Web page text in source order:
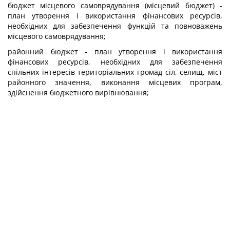
бюджет місцевого самоврядування (місцевий бюджет) -
план утворення і використання фінансових ресурсів,
необхідних для забезпечення функцій та повноважень
місцевого самоврядування;
районний бюджет - план утворення і використання
фінансових ресурсів, необхідних для забезпечення
спільних інтересів територіальних громад сіл, селищ, міст
районного значення, виконання місцевих програм,
здійснення бюджетного вирівнювання;